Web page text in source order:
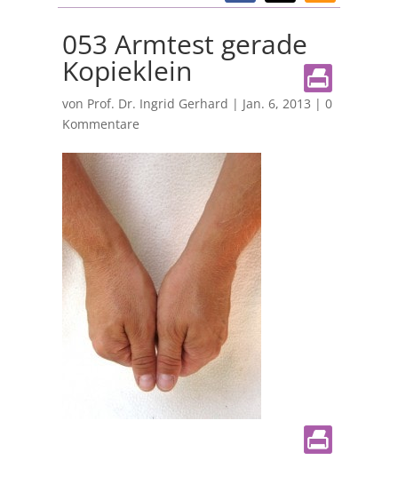
053 Armtest gerade
Kopieklein
von Prof. Dr. Ingrid Gerhard | Jan. 6, 2013 | 0
Kommentare